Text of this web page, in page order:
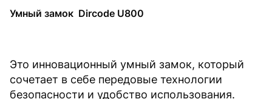
Умный замок Dircode U800
Это инновационный умный замок, который
сочетает в себе передовые технологии
безопасности и удобство использования.